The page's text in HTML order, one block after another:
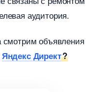
аудитория.
объявления
Яндекс Директ?